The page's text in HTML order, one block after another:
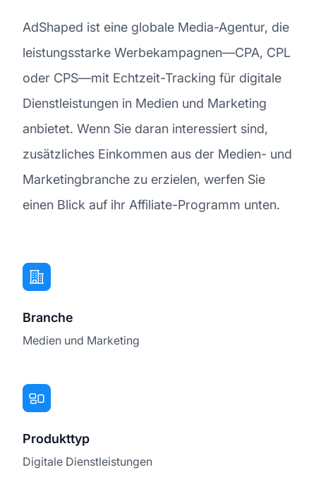
AdShaped ist eine globale Media-Agentur, die
leistungsstarke Werbekampagnen—CPA, CPL
oder CPS—mit Echtzeit-Tracking für digitale
Dienstleistungen in Medien und Marketing
anbietet. Wenn Sie daran interessiert sind,
zusätzliches Einkommen aus der Medien- und
Marketingbranche zu erzielen, werfen Sie
einen Blick auf ihr Affiliate-Programm unten.
Branche
Medien und Marketing
Produkttyp
Digitale Dienstleistungen